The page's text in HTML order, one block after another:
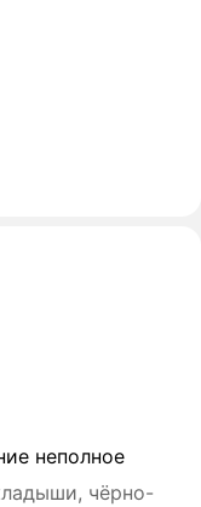
неполное
чёрно-